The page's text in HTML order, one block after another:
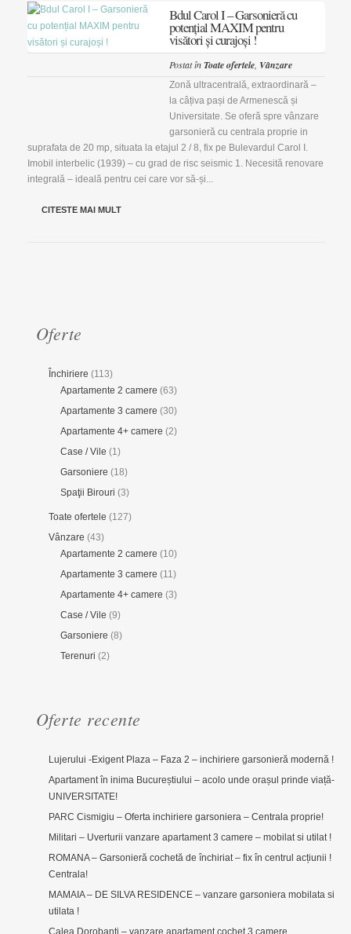
Bdul Carol I – Garsonieră cu
potențial MAXIM pentru
visători și curajoși !
Postat înToate ofertele, Vânzare
Zonă ultracentrală, extraordinară –
la câțiva pași de Armenescă și
Universitate. Se oferă spre vânzare
garsonieră cu centrala proprie in
suprafata de 20 mp, situata la etajul 2 / 8, fix pe Bulevardul Carol I.
Imobil interbelic (1939) – cu grad de risc seismic 1. Necesită renovare
integrală – ideală pentru cei care vor să-și...
CITESTE MAI MULT
Oferte
Închiriere (113)
Apartamente 2 camere (63)
Apartamente 3 camere (30)
Apartamente 4+ camere (2)
Case / Vile (1)
Garsoniere (18)
Spaţii Birouri (3)
Toate ofertele (127)
Vânzare (43)
Apartamente 2 camere (10)
Apartamente 3 camere (11)
Apartamente 4+ camere (3)
Case / Vile (9)
Garsoniere (8)
Terenuri (2)
Oferte recente
Lujerului -Exigent Plaza – Faza 2 – inchiriere garsonieră modernă !
Apartament în inima Bucureștiului – acolo unde orașul prinde viață-
UNIVERSITATE!
PARC Cismigiu – Oferta inchiriere garsoniera – Centrala proprie!
Militari – Uverturii vanzare apartament 3 camere – mobilat si utilat !
ROMANA – Garsonieră cochetă de închiriat – fix în centrul acțiunii !
Centrala!
MAMAIA – DE SILVA RESIDENCE – vanzare garsoniera mobilata si
utilata !
Calea Dorobanti – vanzare apartament cochet 3 camere